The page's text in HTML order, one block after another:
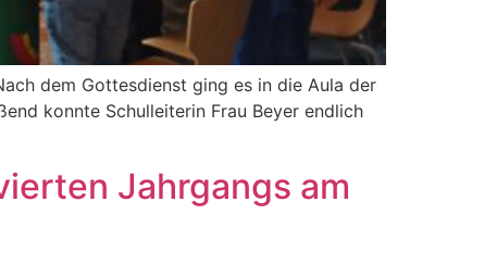
dem Gottesdienst ging es in die Aula der
konnte Schulleiterin Frau Beyer endlich
Jahrgangs am